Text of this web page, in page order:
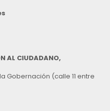
AL CIUDADANO,
Gobernación (calle 11 entre